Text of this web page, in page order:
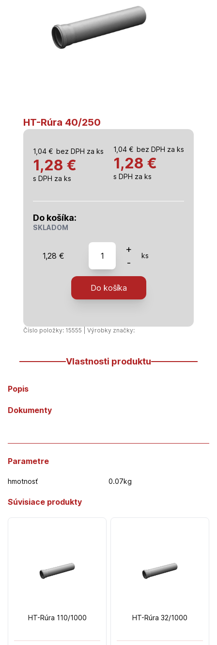
HT-Rúra 40/250
1,04 € bez DPH za ks
1,28 €
s DPH za ks
1,04 € bez DPH za ks
1,28 €
s DPH za ks
Do košíka:
SKLADOM
1,28 €
množstvo
Rúra
40/250
+
-
ks
Do košíka
Číslo položky: 15555 | Výrobky značky:
Vlastnosti produktu
Popis
Dokumenty
Parametre
hmotnosť 0.07kg
Súvisiace produkty
HT-Rúra 110/1000 HT-Rúra 32/1000